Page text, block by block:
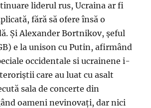
liderul rus, Ucraina ar fi
fără să ofere însă o
Şi Alexander Bortnikov, şeful
e la unison cu Putin, afirmând
occidentale si ucrainene i-
care au luat cu asalt
sala de concerte din
oameni nevinovaţi, dar nici